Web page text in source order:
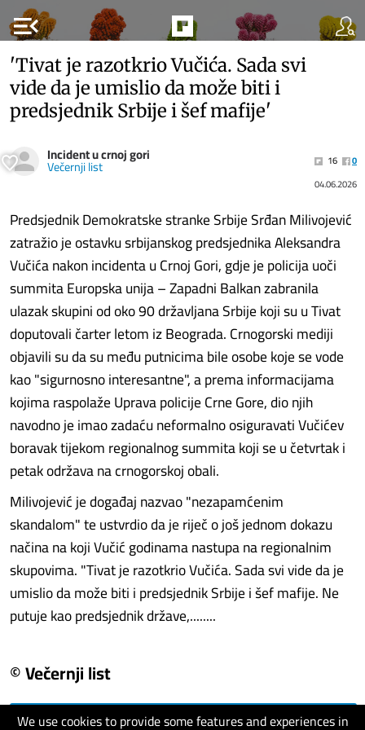
menu_open
We use cookies to provide some features and experiences in
'Tivat je razotkrio Vučića. Sada svi
vide da je umislio da može biti i
predsjednik Srbije i šef mafije'
Incident u crnoj gori
Večernji list 16
0
04.06.2026
Predsjednik Demokratske stranke Srbije Srđan Milivojević
zatražio je ostavku srbijanskog predsjednika Aleksandra
Vučića nakon incidenta u Crnoj Gori, gdje je policija uoči
summita Europska unija – Zapadni Balkan zabranila
ulazak skupini od oko 90 državljana Srbije koji su u Tivat
doputovali čarter letom iz Beograda. Crnogorski mediji
objavili su da su među putnicima bile osobe koje se vode
kao "sigurnosno interesantne", a prema informacijama
kojima raspolaže Uprava policije Crne Gore, dio njih
navodno je imao zadaću neformalno osiguravati Vučićev
boravak tijekom regionalnog summita koji se u četvrtak i
petak održava na crnogorskoj obali.
Milivojević je događaj nazvao "nezapamćenim
skandalom" te ustvrdio da je riječ o još jednom dokazu
načina na koji Vučić godinama nastupa na regionalnim
skupovima. "Tivat je razotkrio Vučića. Sada svi vide da je
umislio da može biti i predsjednik Srbije i šef mafije. Ne
putuje kao predsjednik države,........
© Večernji list